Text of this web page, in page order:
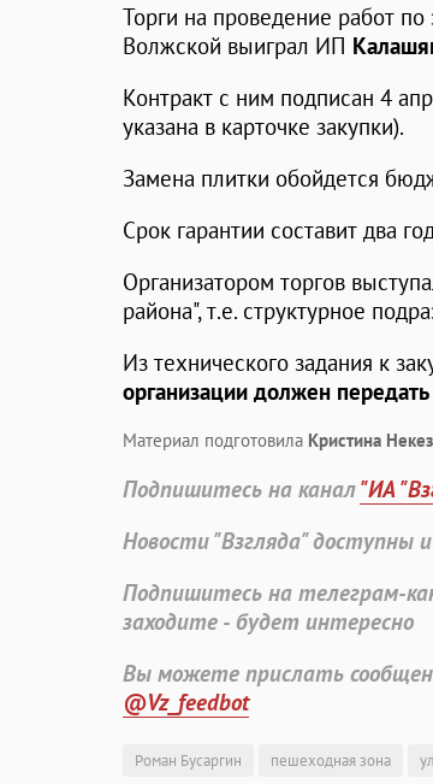
Торги на проведение работ
Волжской выиграл ИП
Контракт с ним подписан 4
указана в карточке закупки).
Замена плитки обойдется
Срок гарантии составит два
Организатором торгов
района", т.е. структурное
Из технического задания к
организации должен передать
Материал подготовила Кристина
Подпишитесь на канал"ИА
Новости "Взгляда" доступны
Подпишитесь на телеграм-
заходите - будет интересно
Вы можете прислать
@Vz_feedbot
Роман Бусаргин пешеходная зона